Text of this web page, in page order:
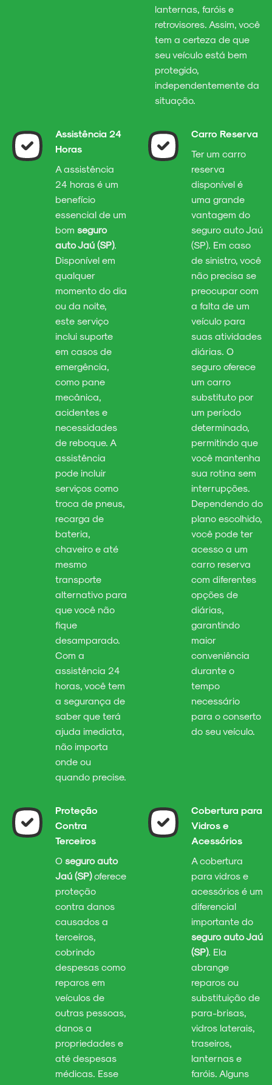
lanternas, faróis e
retrovisores. Assim, você
tem a certeza de que
seu veículo está bem
protegido,
independentemente da
situação.
Assistência 24
Horas
A assistência
24 horas é um
benefício
essencial de um
bom seguro
auto Jaú (SP).
Disponível em
qualquer
momento do dia
ou da noite,
este serviço
inclui suporte
em casos de
emergência,
como pane
mecânica,
acidentes e
necessidades
de reboque. A
assistência
pode incluir
serviços como
troca de pneus,
recarga de
bateria,
chaveiro e até
mesmo
transporte
alternativo para
que você não
fique
desamparado.
Com a
assistência 24
horas, você tem
a segurança de
saber que terá
ajuda imediata,
não importa
onde ou
quando precise.
Carro Reserva
Ter um carro
reserva
disponível é
uma grande
vantagem do
seguro auto Jaú
(SP). Em caso
de sinistro, você
não precisa se
preocupar com
a falta de um
veículo para
suas atividades
diárias. O
seguro oferece
um carro
substituto por
um período
determinado,
permitindo que
você mantenha
sua rotina sem
interrupções.
Dependendo do
plano escolhido,
você pode ter
acesso a um
carro reserva
com diferentes
opções de
diárias,
garantindo
maior
conveniência
durante o
tempo
necessário
para o conserto
do seu veículo.
Proteção
Contra
Terceiros
O seguro auto
Jaú (SP)oferece
proteção
contra danos
causados a
terceiros,
cobrindo
despesas como
reparos em
veículos de
outras pessoas,
danos a
propriedades e
até despesas
médicas. Esse
Cobertura para
Vidros e
Acessórios
A cobertura
para vidros e
acessórios é um
diferencial
importante do
seguro auto Jaú
(SP). Ela
abrange
reparos ou
substituição de
para-brisas,
vidros laterais,
traseiros,
lanternas e
faróis. Alguns